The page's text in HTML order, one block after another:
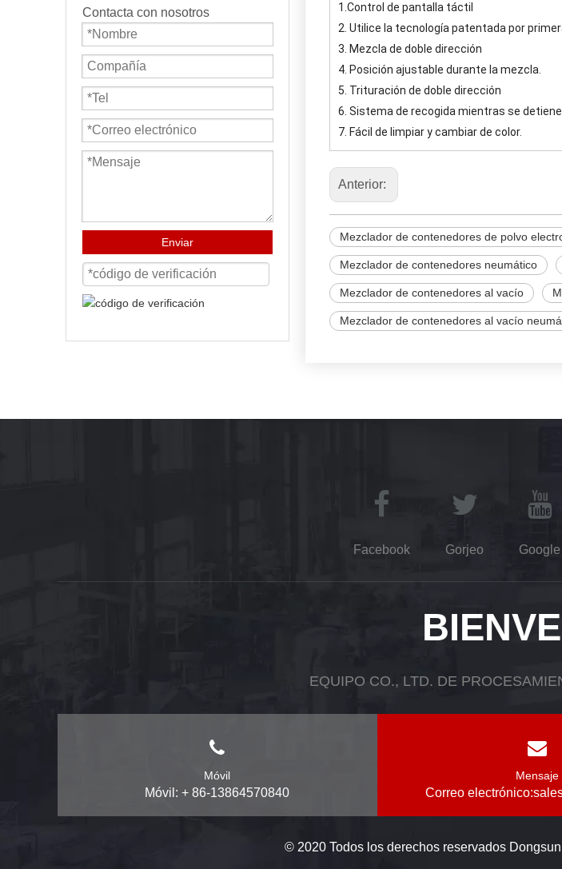
Contacta con nosotros
Enviar
1.Control de pantalla táctil
2. Utilice la tecnología patentada por
3. Mezcla de doble dirección
4. Posición ajustable durante la mezcla.
5. Trituración de doble dirección
6. Sistema de recogida mientras se detiene
7. Fácil de limpiar y cambiar de color.
Anterior:
Mezclador de contenedores de polvo
Mezclador de contenedores neumático
Mezclador de contenedores al vacío
Mezclador de contenedores al vacío
Facebook Gorjeo Google
EQUIPO CO., LTD. DE
Móvil
Móvil: + 86-13864570840
Mensaje
Correo electrónico:
© 2020 Todos los derechos reservados